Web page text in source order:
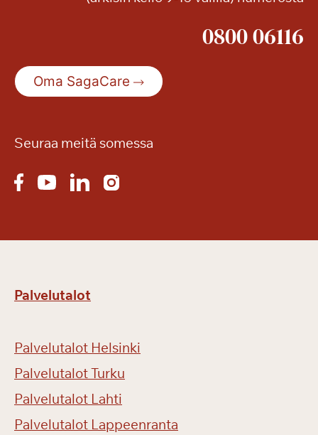
0800 06116
Oma SagaCare
Seuraa meitä somessa
Palvelutalot
Palvelutalot Helsinki
Palvelutalot Turku
Palvelutalot Lahti
Palvelutalot Lappeenranta